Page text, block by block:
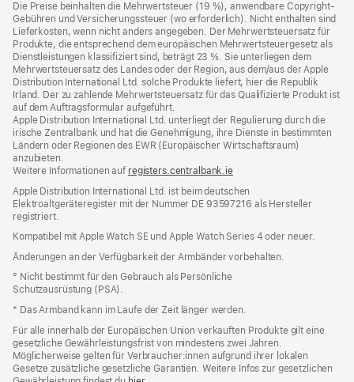
Die Preise beinhalten die Mehrwertsteuer (19 %), anwendbare Copyright-
Gebühren und Versicherungssteuer (wo erforderlich). Nicht enthalten sind
Lieferkosten, wenn nicht anders angegeben. Der Mehrwertsteuersatz für
Produkte, die entsprechend dem europäischen Mehrwertsteuergesetz als
Dienstleistungen klassifiziert sind, beträgt 23 %. Sie unterliegen dem
Mehrwertsteuersatz des Landes oder der Region, aus dem/aus der Apple
Distribution International Ltd. solche Produkte liefert, hier die Republik
Irland. Der zu zahlende Mehrwertsteuersatz für das Qualifizierte Produkt ist
auf dem Auftragsformular aufgeführt.
Apple Distribution International Ltd. unterliegt der Regulierung durch die
irische Zentralbank und hat die Genehmigung, ihre Dienste in bestimmten
Ländern oder Regionen des EWR (Europäischer Wirtschaftsraum)
anzubieten.
Weitere Informationen auf registers.centralbank.ie
Apple Distribution International Ltd. ist beim deutschen
Elektroaltgeräteregister mit der Nummer DE 93597216 als Hersteller
registriert.
Kompatibel mit Apple Watch SE und Apple Watch Series 4 oder neuer.
Änderungen an der Verfügbarkeit der Armbänder vorbehalten.
° Nicht bestimmt für den Gebrauch als Persönliche
Schutzausrüstung (PSA).
* Das Armband kann im Laufe der Zeit länger werden.
Für alle innerhalb der Europäischen Union verkauften Produkte gilt eine
gesetzliche Gewährleistungsfrist von mindestens zwei Jahren.
Möglicherweise gelten für Verbraucher:innen aufgrund ihrer lokalen
Gesetze zusätzliche gesetzliche Garantien. Weitere Infos zur gesetzlichen